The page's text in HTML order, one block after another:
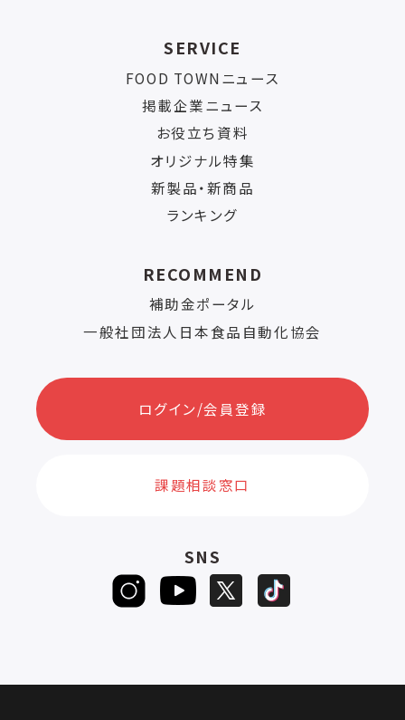
SERVICE
FOOD TOWNニュース
掲載企業ニュース
お役立ち資料
オリジナル特集
新製品・新商品
ランキング
RECOMMEND
補助金ポータル
一般社団法人日本食品自動化協会
ログイン/会員登録
課題相談窓口
SNS